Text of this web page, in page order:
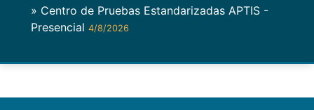
» Centro de Pruebas Estandarizadas APTIS -
Presencial 4/8/2026